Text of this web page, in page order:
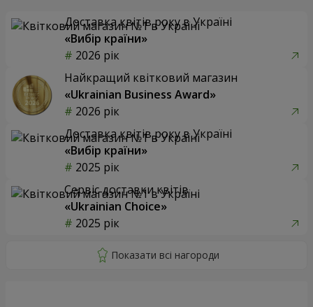
Доставка квітів року в Україні
«Вибір країни»
2026 рік
Найкращий квітковий магазин
«Ukrainian Business Award»
2026 рік
Доставка квітів року в Україні
«Вибір країни»
2025 рік
Сервіс доставки квітів
«Ukrainian Choice»
2025 рік